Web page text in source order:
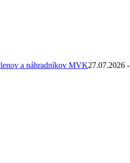
a náhradníkov MVK27.07.2026 -